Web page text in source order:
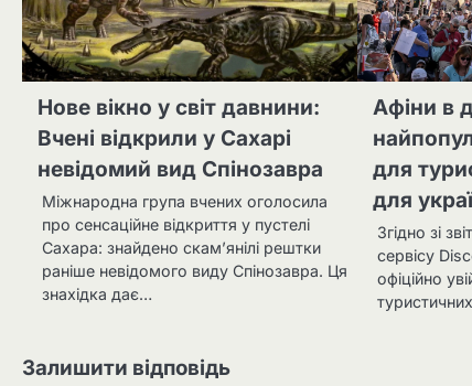
Нове вікно у світ давнини:
Вчені відкрили у Сахарі
невідомий вид Спінозавра
Міжнародна група вчених оголосила
про сенсаційне відкриття у пустелі
Сахара: знайдено скам’янілі рештки
раніше невідомого виду Спінозавра. Ця
знахідка дає…
Афіни в
для
для
Згідно зі
сервісу
офіційно
Залишити відповідь